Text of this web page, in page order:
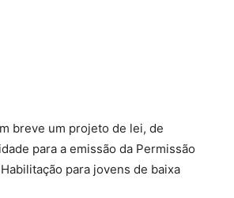
breve um projeto de lei, de
para a emissão da Permissão
para jovens de baixa